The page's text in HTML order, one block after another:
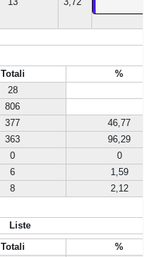
Totali
%
28
806
377
46,77
363
96,29
0
0
6
1,59
8 2,12
Liste
Totali
%